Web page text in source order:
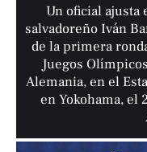
Un oficial ajusta
salvadoreño Iván
de la primera
Juegos
Alemania, en el
en Yokohama, el